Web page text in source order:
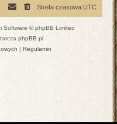
Strefa czasowa UTC
Software © phpBB Limited
phpBB.pl
| Regulamin